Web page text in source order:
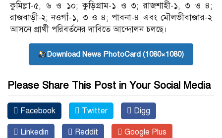
কুমিল্লা-৫, ৬ ও ১০; কুড়িগ্রাম-১ ও ৩; রাজশাহী-১, ৩ ও ৪;
রাজবাড়ী-২; নওগাঁ-১, ৩ ও ৪; পাবনা-৪ এবং মৌলভীবাজার-২
আসনে প্রার্থী পরিবর্তনের দাবিতে আন্দোলন চলছে।
Download News PhotoCard (1080×1080)
Please Share This Post in Your Social Media
Facebook Twitter Digg
Linkedin Reddit Google Plus